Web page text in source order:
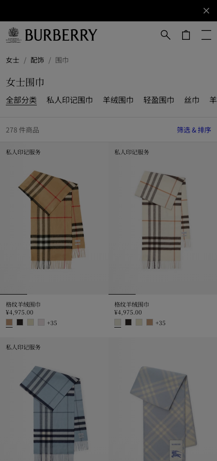
订阅获取
Burberry
品牌资
女士 / 配饰 / 围巾
女士围巾
全部分类 私人印记围巾 羊绒围巾 轻盈围巾 丝巾
278 件商品 筛选 & 排序
私人印记服务
格纹羊绒围巾
¥4,975.00
+35
私人印记服务
格纹羊绒围巾
¥4,975.00
+35
私人印记服务